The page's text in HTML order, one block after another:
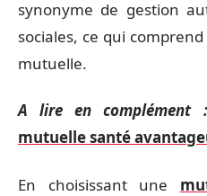
synonyme de gestion
sociales, ce qui
mutuelle.
A lire en complément :
mutuelle santé
En choisissant une